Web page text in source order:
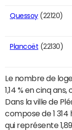
Quessoy(22120)
Plancoët (22130)
Le nombre de
1,14 % en cinq
Dans la ville de
compose de 1
qui représente